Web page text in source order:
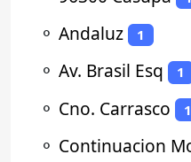
⚬ Andaluz 1
⚬ Av. Brasil Esq 1
⚬ Cno. Carrasco 1
⚬ Continuacion